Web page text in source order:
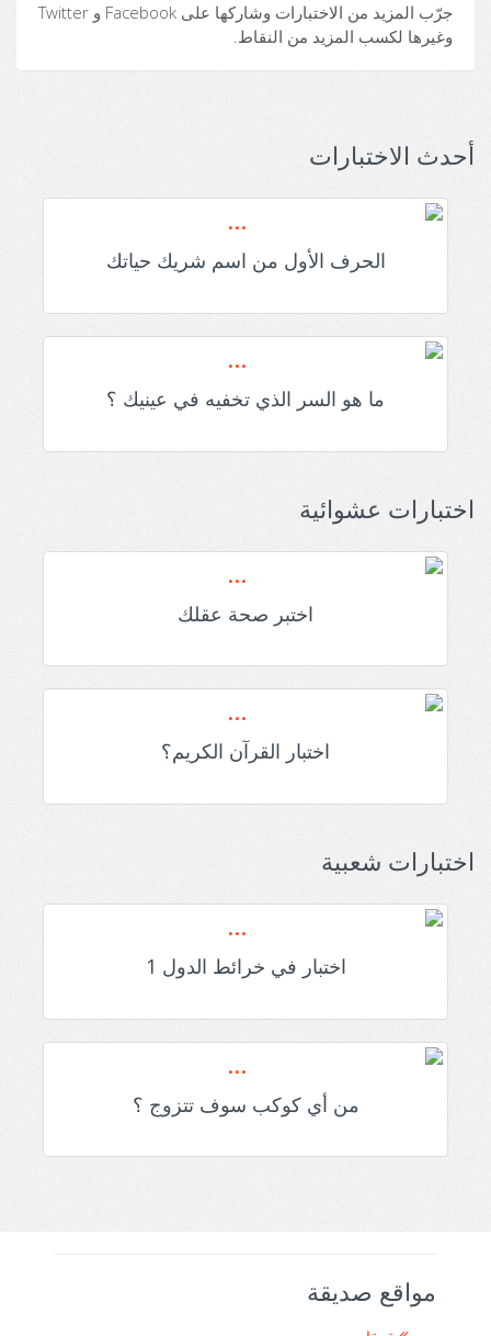
جرّب المزيد من الاختبارات وشاركها على Facebook و Twitter
وغيرها لكسب المزيد من النقاط.
أحدث الاختبارات
الحرف الأول من اسم شريك حياتك
ما هو السر الذي تخفيه في عينيك ؟
اختبارات عشوائية
اختبر صحة عقلك
اختبار القرآن الكريم؟
اختبارات شعبية
اختبار في خرائط الدول 1
من أي كوكب سوف تتزوج ؟
مواقع صديقة